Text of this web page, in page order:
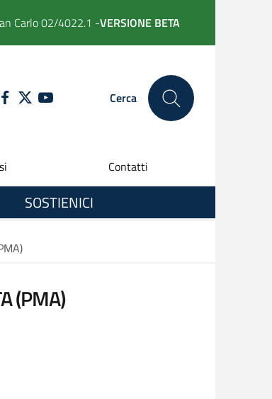
Carlo 02/4022.1 -VERSIONE BETA
TWITTERYOUTUBE Cerca
Contatti
SOSTIENICI
(PMA)